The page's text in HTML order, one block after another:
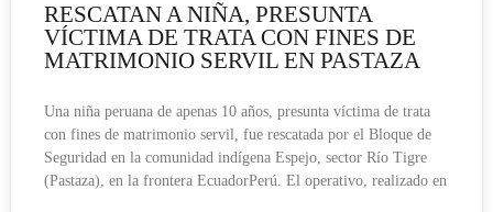
RESCATAN A NIÑA, PRESUNTA
VÍCTIMA DE TRATA CON FINES DE
MATRIMONIO SERVIL EN PASTAZA
Una niña peruana de apenas 10 años, presunta víctima de trata
con fines de matrimonio servil, fue rescatada por el Bloque de
Seguridad en la comunidad indígena Espejo, sector Río Tigre
(Pastaza), en la frontera EcuadorPerú. El operativo, realizado en